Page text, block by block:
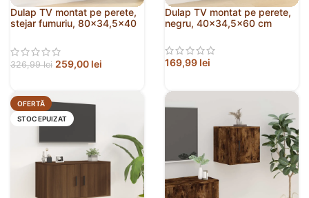
Dulap TV montat pe perete,
stejar fumuriu, 80×34,5×40
326,99lei 259,00 lei
Dulap TV montat pe perete,
negru, 40×34,5×60 cm
169,99 lei
OFERTĂ
STOC EPUIZAT